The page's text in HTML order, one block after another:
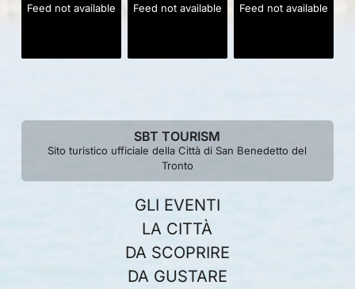
Feed not available Feed not available Feed not available
SBT TOURISM
Sito turistico ufficiale della Città di San Benedetto del
Tronto
GLI EVENTI
LA CITTÀ
DA SCOPRIRE
DA GUSTARE